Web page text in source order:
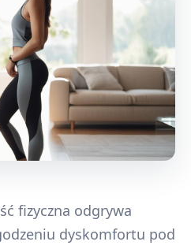
fizyczna odgrywa
dyskomfortu pod